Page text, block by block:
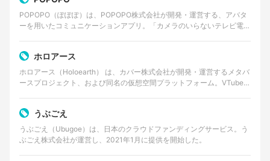
POPOPO（ぽぽぽ）は、POPOPO株式会社が開発・運営する、アバタ
ーを用いたコミュニケーションアプリ。「カメラのいらないテレビ電
ホロアース
ホロアース（Holoearth） は、カバー株式会社が開発・運営するメタバ
ースプロジェクト、および同名の仮想空間プラットフォーム。VTuber
うぶごえ
うぶごえ（Ubugoe）は、日本のクラウドファンディングサービス。う
ぶごえ株式会社が運営し、2021年1月に提供を開始した。